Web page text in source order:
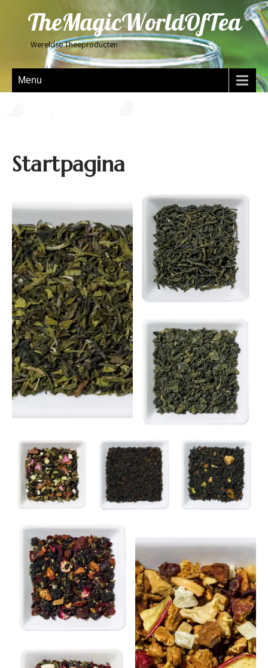
TheMagicWorldOfTea
Wereldse Theeproducten
Menu
Startpagina